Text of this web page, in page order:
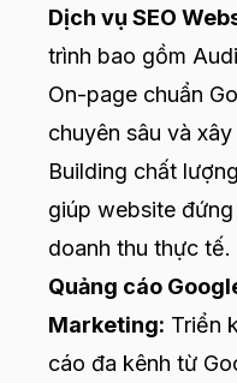
Dịch vụ SEO
trình bao gồm
On-page chuẩn
chuyên sâu và
Building chất
giúp website
doanh thu thực tế.
Quảng cáo
Marketing: Triển
cáo đa kênh từ